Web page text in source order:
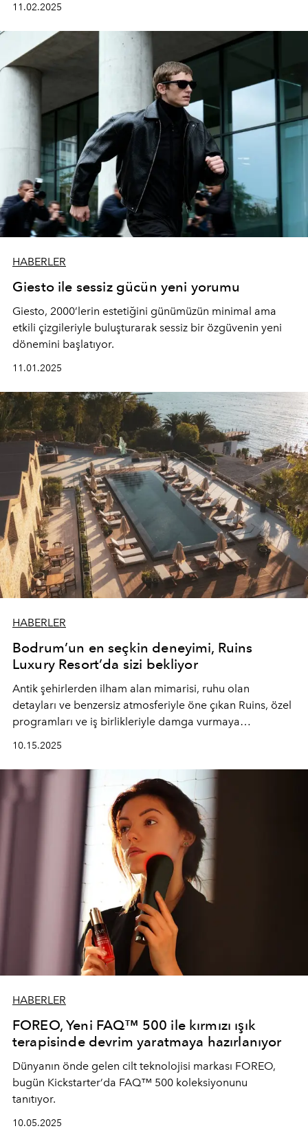
11.02.2025
HABERLER
Giesto ile sessiz gücün yeni yorumu
Giesto, 2000’lerin estetiğini günümüzün minimal ama
etkili çizgileriyle buluşturarak sessiz bir özgüvenin yeni
dönemini başlatıyor.
11.01.2025
HABERLER
Bodrum’un en seçkin deneyimi, Ruins
Luxury Resort’da sizi bekliyor
Antik şehirlerden ilham alan mimarisi, ruhu olan
detayları ve benzersiz atmosferiyle öne çıkan Ruins, özel
programları ve iş birlikleriyle damga vurmaya
10.15.2025
HABERLER
FOREO, Yeni FAQ™ 500 ile kırmızı ışık
terapisinde devrim yaratmaya hazırlanıyor
Dünyanın önde gelen cilt teknolojisi markası FOREO,
bugün Kickstarter’da FAQ™ 500 koleksiyonunu
tanıtıyor.
10.05.2025